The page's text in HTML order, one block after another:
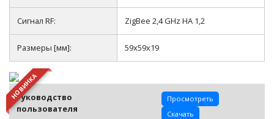
Сигнал RF: ZigBee 2,4 GHz HA 1,2
Размеры [мм]: 59x59x19
НОВИНКА
Руководство
пользователя
Просмотреть
Скачать